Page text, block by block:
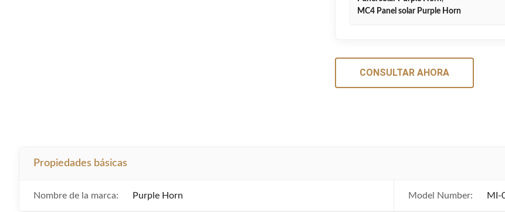
MC4 Panel solar Purple Horn
CONSULTAR AHORA
Propiedades básicas
Nombre de la marca: Purple Horn Model Number: MI-